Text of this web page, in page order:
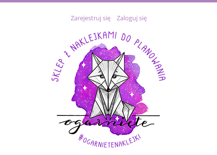
Zarejestruj się Zaloguj się